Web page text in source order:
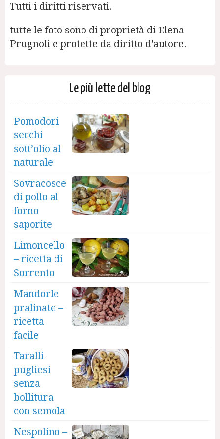
Tutti i diritti riservati.
tutte le foto sono di proprietà di Elena
Prugnoli e protette da diritto d'autore.
Le più lette del blog
Pomodori
secchi
sott’olio al
naturale
Sovracosce
di pollo al
forno
saporite
Limoncello
– ricetta di
Sorrento
Mandorle
pralinate –
ricetta
facile
Taralli
pugliesi
senza
bollitura
con semola
Nespolino –